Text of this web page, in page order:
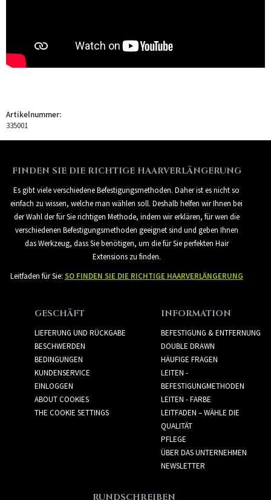
Artikelnummer:
335001
FINDEN SIE DIE RICHTIGE HAARVERLÄNGERUNG
Es gibt viele verschiedene Befestigungsmethoden. Daher ist es nicht so
einfach zu wissen, welche man wählen soll. Deshalb helfen wir Ihnen bei
der Wahl der für Sie richtigen Methode, indem wir erklären, für wen die
verschiedenen Befestigungsmethoden geeignet sind und geben Ihnen
das Werkzeug, dass Sie benötigen, um die für Sie perfekten Hair
Extensions zu finden.
Leitfaden für Sie: SO FINDEN SIE DIE RICHTIGE HAARVERLÄNGERUNG
GESCHÄFT
LIEFERUNG UND RÜCKGABE
BESCHWERDEN
BEDINGUNGEN
KUNDENSERVICE
EINLOGGEN
ABOUT COOKIES
THE COOKIE SETTINGS
INFORMATION
BEFESTIGUNG & ENTFERNUNG
DOUBLE DRAWN
HÄUFIGE FRAGEN
LEITEN -
BEFESTIGUNGMETHODEN
LEITEN - FARBE
LEITFADEN – WÄHLE DIE
QUALITÄT
PFLEGE
ÜBER DAS UNTERNEHMEN
NEWSLETTER
RUNDSCHREIBEN